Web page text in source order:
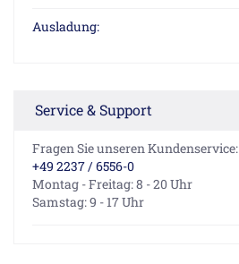
Ausladung:
Service & Support
Fragen Sie unseren Kundenservice:
+49 2237 / 6556-0
Montag - Freitag: 8 - 20 Uhr
Samstag: 9 - 17 Uhr